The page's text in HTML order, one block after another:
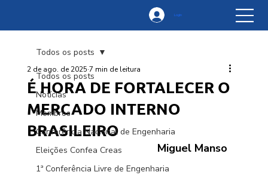
Login
Todos os posts
Notícias
Membros
Conferência Nacional de Engenharia
Eleições Confea Creas
1ª Conferência Livre de Engenharia
Todos os posts
É HORA DE FORTALECER O
MERCADO INTERNO
BRASILEIRO
2 de ago. de 2025 7 min de leitura
Miguel Manso